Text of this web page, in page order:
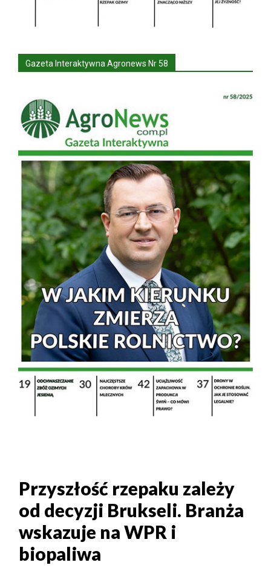
Gazeta Interaktywna Agronews Nr 58